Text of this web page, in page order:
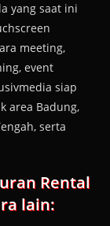
yang saat ini
meeting,
event
siap
area Badung,
serta
Rental
lain: